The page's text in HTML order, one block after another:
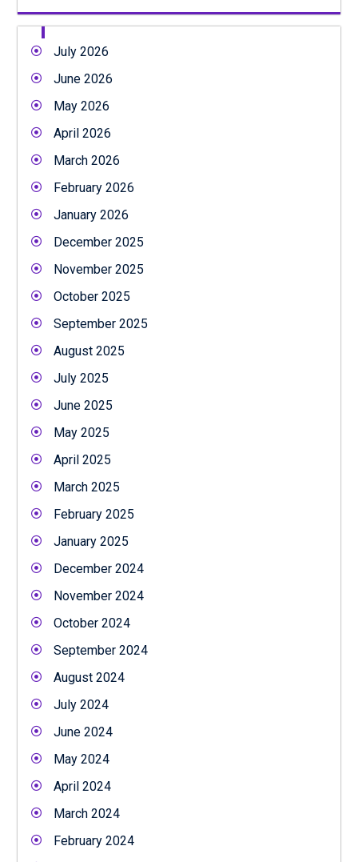
July 2026
June 2026
May 2026
April 2026
March 2026
February 2026
January 2026
December 2025
November 2025
October 2025
September 2025
August 2025
July 2025
June 2025
May 2025
April 2025
March 2025
February 2025
January 2025
December 2024
November 2024
October 2024
September 2024
August 2024
July 2024
June 2024
May 2024
April 2024
March 2024
February 2024